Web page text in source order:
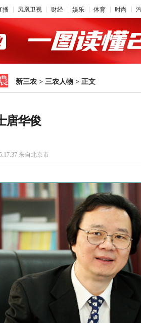
播 凤凰卫视 财经 娱乐 体育 时尚
新三农 > 三农人物 > 正文
唐华俊
来自北京市